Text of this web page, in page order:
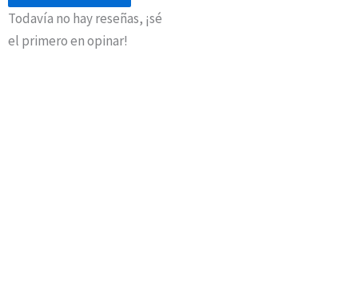
Todavía no hay reseñas, ¡sé
el primero en opinar!